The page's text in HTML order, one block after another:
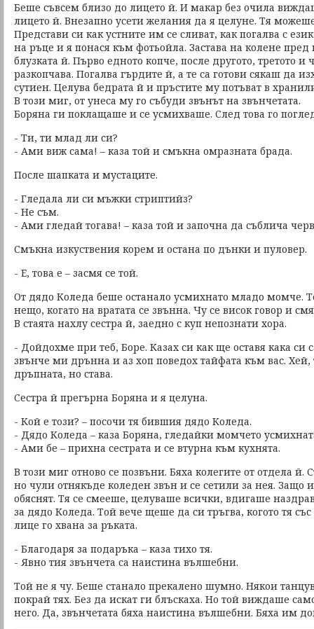
Беше съвсем близо до лицето й. И макар без очила
лицето й. Внезапно усети желания да я целуне. Тя
Представи си как устните им се сливат, как погалва с
на ръце и я понася към фотьойла. Застава на колене пред
блузката й. Първо едното копче, после другото, третото и
разкопчава. Погалва гърдите й, а те са готови сякаш да
сутиен. Целува бедрата й и пръстите му потъват в
В този миг, от унеса му го събуди звънът на звънчетата.
Боряна ги поклащаше и се усмихваше. След това го
- Ти, ти млад ли си?
- Ами виж сама! – каза той и смъкна омразната брада.
После шапката и мустаците.
- Гледала ли си мъжки стриптийз?
- Не съм.
- Ами гледай тогава! – каза той и започна да съблича
Смъкна изкуствения корем и остана по дънки и пуловер.
- Е, това е – засмя се той.
От дядо Коледа беше останало усмихнато младо момче.
нещо, когато на вратата се звънна. Чу се висок говор и
В стаята нахлу сестра й, заедно с куп непознати хора.
- Дойдохме при теб, Боре. Казах си как ще оставя кака си
звънче ми дрънна и аз хоп поведох тайфата към вас. Хей,
дръпната, но става.
Сестра й прегърна Боряна и я целуна.
- Кой е този? – посочи тя бившия дядо Коледа.
- Дядо Коледа – каза Боряна, гледайки момчето
- Ами бе – прихна сестрата и се втурна към кухнята.
В този миг отново се позвъни. Бяха колегите от отдела й.
но чули отнякъде коледен звън и се сетили за нея. Защо
обяснят. Тя се смееше, целуваше всички, вдигаше
за дядо Коледа. Той вече щеше да си тръгва, когото тя
лице го хвана за ръката.
- Благодаря за подаръка – каза тихо тя.
- Явно тия звънчета са наистина вълшебни.
Той не я чу. Беше станало прекалено шумно. Някои
покрай тях. Без да искат ги блъскаха. Но той виждаше
него. Да, звънчетата бяха наистина вълшебни. Бяха им